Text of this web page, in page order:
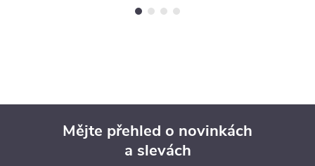
Mějte přehled o novinkách
a slevách